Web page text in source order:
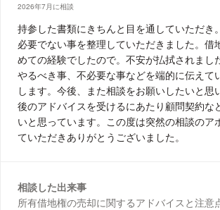
2026年7月に相談
持参した書類にきちんと目を通していただき
必要でない事を整理していただきました。借
めての経験でしたので。不安が払拭されまし
やるべき事、不必要な事などを端的に伝えて
します。今後、また相談をお願いしたいと思
後のアドバイスを受けるにあたり顧問契約な
いと思っています。この度は突然の相談のア
ていただきありがとうございました。
相談した出来事
所有借地権の売却に関するアドバイスと注意